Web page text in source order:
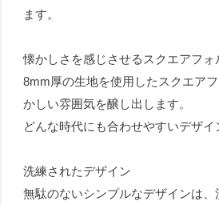
ます。
懐かしさを感じさせるスクエアフォ
8mm厚の生地を使用したスクエア
かしい雰囲気を醸し出します。
どんな時代にも合わせやすいデザイ
洗練されたデザイン
無駄のないシンプルなデザインは